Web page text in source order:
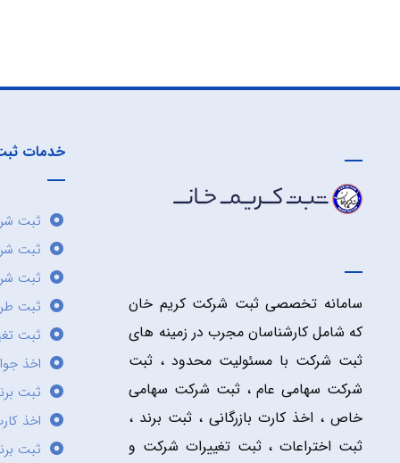
سامانه تخصصی ثبت شرکت کریم خان
که شامل کارشناسان مجرب در زمینه های
ثبت شرکت با مسئولیت محدود ، ثبت
شرکت سهامی عام ، ثبت شرکت سهامی
خاص ، اخذ کارت بازرگانی ، ثبت برند ،
ثبت اختراعات ، ثبت تغییرات شرکت و
خدمات
ثبت
ثبت
ثبت
ثبت
ثبت
اخذ
ثبت
اخذ
ثبت